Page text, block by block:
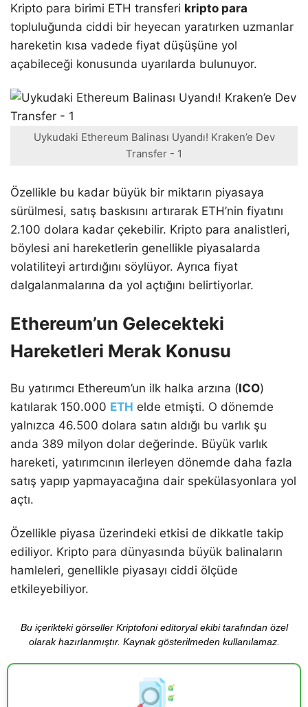
Kripto para birimi ETH transferi kripto para
topluluğunda ciddi bir heyecan yaratırken uzmanlar
hareketin kısa vadede fiyat düşüşüne yol
açabileceği konusunda uyarılarda bulunuyor.
Uykudaki Ethereum Balinası Uyandı! Kraken’e Dev
Transfer - 1
Özellikle bu kadar büyük bir miktarın piyasaya
sürülmesi, satış baskısını artırarak ETH’nin fiyatını
2.100 dolara kadar çekebilir. Kripto para analistleri,
böylesi ani hareketlerin genellikle piyasalarda
volatiliteyi artırdığını söylüyor. Ayrıca fiyat
dalgalanmalarına da yol açtığını belirtiyorlar.
Ethereum’un Gelecekteki
Hareketleri Merak Konusu
Bu yatırımcı Ethereum’un ilk halka arzına (ICO)
katılarak 150.000 ETH elde etmişti. O dönemde
yalnızca 46.500 dolara satın aldığı bu varlık şu
anda 389 milyon dolar değerinde. Büyük varlık
hareketi, yatırımcının ilerleyen dönemde daha fazla
satış yapıp yapmayacağına dair spekülasyonlara yol
açtı.
Özellikle piyasa üzerindeki etkisi de dikkatle takip
ediliyor. Kripto para dünyasında büyük balinaların
hamleleri, genellikle piyasayı ciddi ölçüde
etkileyebiliyor.
Bu içerikteki görseller Kriptofoni editoryal ekibi tarafından özel
olarak hazırlanmıştır. Kaynak gösterilmeden kullanılamaz.